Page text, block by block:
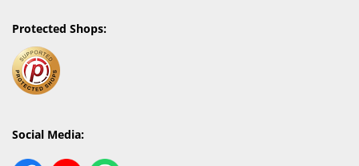
Protected Shops:
Social Media: